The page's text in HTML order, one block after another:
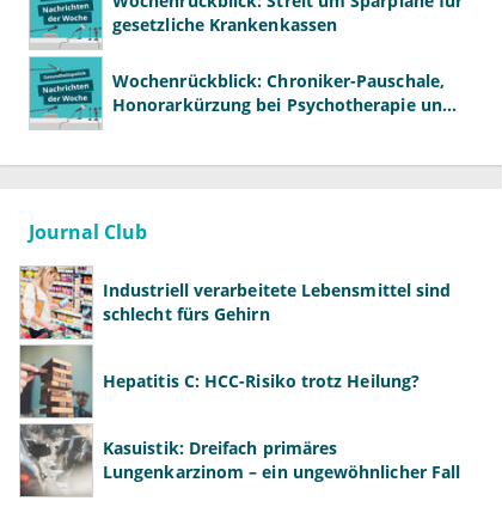
gesetzliche Krankenkassen
Wochenrückblick: Chroniker-Pauschale,
Honorarkürzung bei Psychotherapie und
Journal Club
Industriell verarbeitete Lebensmittel sind
schlecht fürs Gehirn
Hepatitis C: HCC-Risiko trotz Heilung?
Kasuistik: Dreifach primäres
Lungenkarzinom – ein ungewöhnlicher Fall